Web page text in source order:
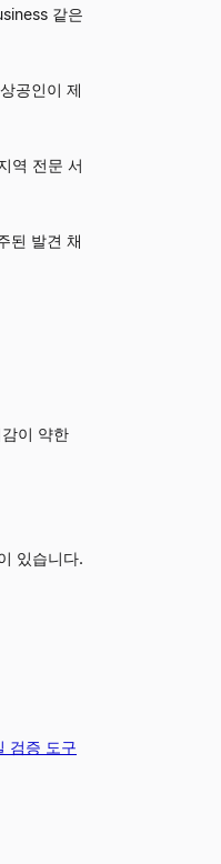
같은
공인이 제
역 전문 서
된 발견 채
이 약한
있습니다.
검증 도구